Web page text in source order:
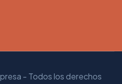
- Todos los derechos